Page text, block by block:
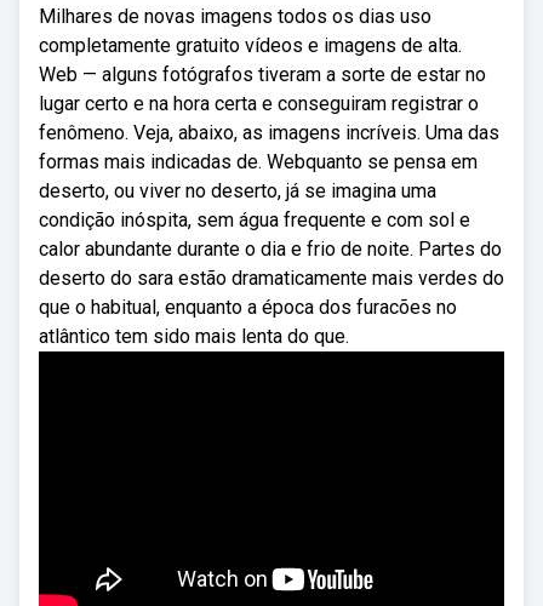
Milhares de novas imagens todos os dias uso
completamente gratuito vídeos e imagens de alta.
Web — alguns fotógrafos tiveram a sorte de estar no
lugar certo e na hora certa e conseguiram registrar o
fenômeno. Veja, abaixo, as imagens incríveis. Uma das
formas mais indicadas de. Webquanto se pensa em
deserto, ou viver no deserto, já se imagina uma
condição inóspita, sem água frequente e com sol e
calor abundante durante o dia e frio de noite. Partes do
deserto do sara estão dramaticamente mais verdes do
que o habitual, enquanto a época dos furacões no
atlântico tem sido mais lenta do que.